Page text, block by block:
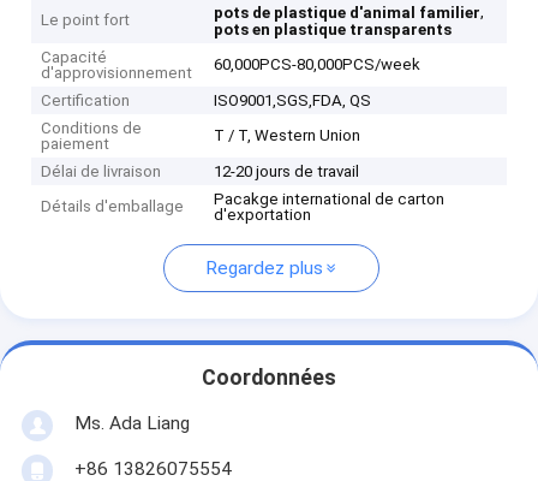
Le point fort pots de plastique d'animal familier,
pots en plastique transparents
Capacité
d'approvisionnement
60,000PCS-80,000PCS/week
Certification
ISO9001,SGS,FDA, QS
Conditions de
paiement
T / T, Western Union
Délai de livraison
12-20 jours de travail
Détails d'emballage
Pacakge international de carton
d'exportation
Regardez plus
Coordonnées
Ms. Ada Liang
+86 13826075554